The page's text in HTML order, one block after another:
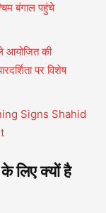
बंगाल पहुंचे
की
पर विशेष
Signs Shahid
लिए क्यों है